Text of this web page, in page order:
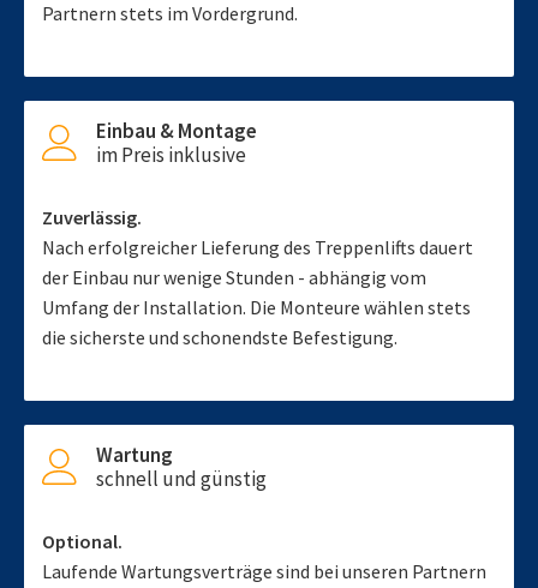
Partnern stets im Vordergrund.
Einbau & Montage
im Preis inklusive
Zuverlässig.
Nach erfolgreicher Lieferung des Treppenlifts dauert
der Einbau nur wenige Stunden - abhängig vom
Umfang der Installation. Die Monteure wählen stets
die sicherste und schonendste Befestigung.
Wartung
schnell und günstig
Optional.
Laufende Wartungsverträge sind bei unseren Partnern